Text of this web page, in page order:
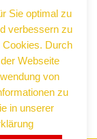
in Neuss!
Sie optimal zu
verbessern zu
Cookies. Durch
Webseite
von
zu
in unserer